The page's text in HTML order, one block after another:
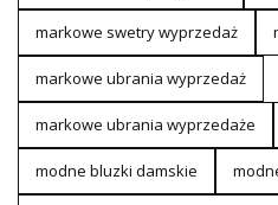
markowe swetry wyprzedaż
markowe ubrania wyprzedaż
markowe ubrania wyprzedaże
modne bluzki damskie